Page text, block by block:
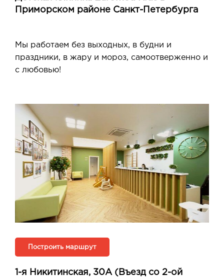
Приморском районе Санкт-Петербурга
Мы работаем без выходных, в будни и
праздники, в жару и мороз, самоотверженно и
с любовью!
Построить маршрут
1-я Никитинская, 30А (Въезд со 2-ой